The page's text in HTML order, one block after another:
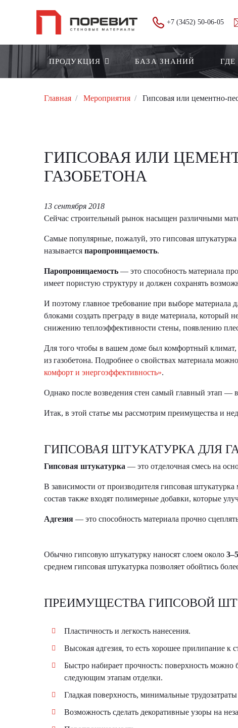
+7 (3452) 50-06-05
ПРОДУКЦИЯ БАЗА ЗНАНИЙ ГДЕ
Главная Мероприятия Гипсовая или цементно-
ГИПСОВАЯ ИЛИ
ГАЗОБЕТОНА
13 сентября 2018
Сейчас строительный рынок насыщен различными
Самые популярные, пожалуй, это гипсовая
называется паропроницаемость.
Паропроницаемость — это способность материала
имеет пористую структуру и должен сохранять
И поэтому главное требование при выборе материала
блоками создать преграду в виде материала, который
снижению теплоэффективности стены, появлению
Для того чтобы в вашем доме был комфортный
из газобетона. Подробнее о свойствах материала
комфорт и энергоэффективность».
Однако после возведения стен самый главный этап —
Итак, в этой статье мы рассмотрим преимущества и
ГИПСОВАЯ ШТУКАТУРКА ДЛЯ
Гипсовая штукатурка — это отделочная смесь на
В зависимости от производителя гипсовая
состав также входят полимерные добавки, которые
Адгезия — это способность материала прочно
Обычно гипсовую штукатурку наносят слоем около
среднем гипсовая штукатурка позволяет обойтись
ПРЕИМУЩЕСТВА ГИПСОВОЙ
Пластичность и легкость нанесения.
Высокая адгезия, то есть хорошее прилипание к
Быстро набирает прочность: поверхность можно
следующим этапам отделки.
Гладкая поверхность, минимальные
Возможность сделать декоративные узоры на